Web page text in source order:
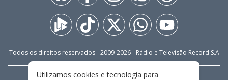
Todos os direitos reservados - 2009-2026- Rádio e Televisão Record S.A
Utilizamos cookies e tecnologia para